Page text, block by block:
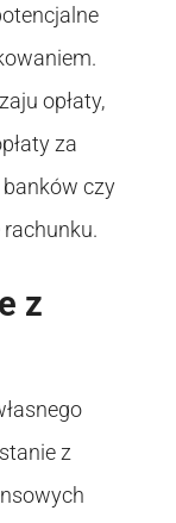
opłaty,
za
czy
z
z